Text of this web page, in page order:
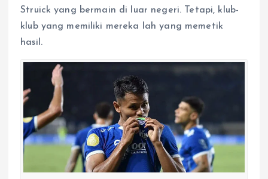
Struick yang bermain di luar negeri. Tetapi, klub-
klub yang memiliki mereka lah yang memetik
hasil.